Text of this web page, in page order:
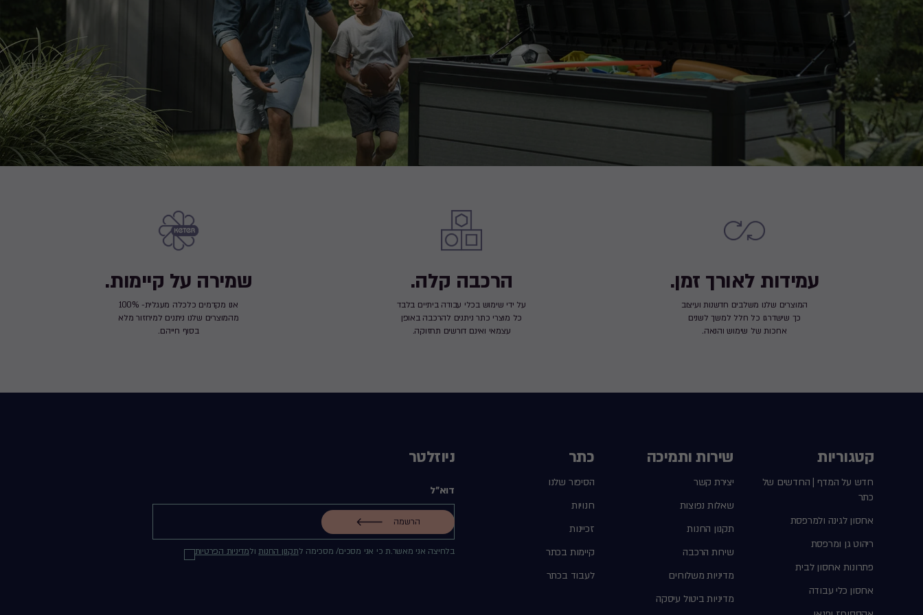
עמידות לאורך זמן.
המוצרים שלנו משלבים חדשנות ועיצוב
כך שישדרגו כל חלל למשך לשנים
ארוכות של שימוש והנאה.
הרכבה קלה.
על ידי שימוש בכלי עבודה ביתיים בלבד
כל מוצרי כתר ניתנים להרכבה באופן
עצמאי ואינם דורשים תחזוקה.
שמירה על קיימות.
אנו מקדמים כלכלה מעגלית- 100%
מהמוצרים שלנו ניתנים למיחזור מלא
בסוף חייהם.
קטגוריות
חדש על המדף | החדשים של
כתר
אחסון לגינה ולמרפסת
ריהוט גן ומרפסת
פתרונות אחסון לבית
אחסון כלי עבודה
שירות ותמיכה
יצירת קשר
שאלות נפוצות
תקנון החנות
שירות הרכבה
מדיניות משלוחים
מדיניות ביטול עיסקה
כתר
הסיפור שלנו
חנויות
זכיינות
קיימות בכתר
לעבוד בכתר
ניוזלטר
דוא"ל
בלחיצה אני מאשר.ת כי אני מסכים/ מסכימה לתקנון החנותולמדיניות הפרטיות
הרשמה